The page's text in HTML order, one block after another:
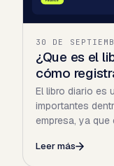
30 DE
¿Que es el
cómo
El libro diario es
importantes
empresa, ya
Leer más